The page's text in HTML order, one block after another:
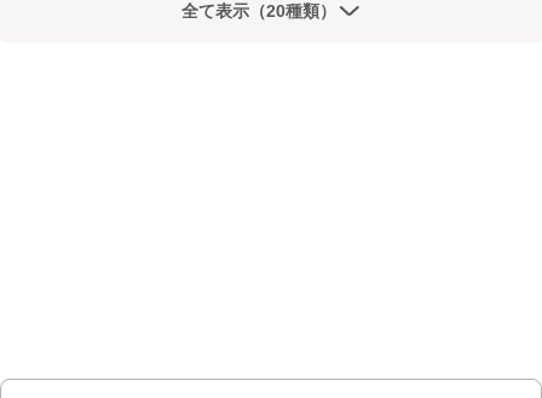
全て表示（20種類）